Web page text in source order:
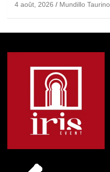
4 août, 2026 Mundillo Taurino